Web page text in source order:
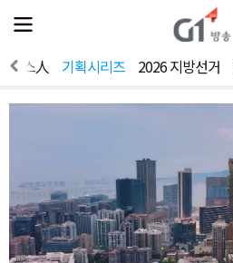
전
체
뉴
열
뉴스人 기획시리즈 2026 지방선거